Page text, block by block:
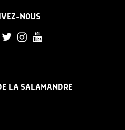
NOUS
LA SALAMANDRE